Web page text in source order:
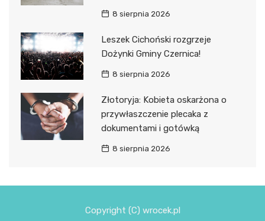
8 sierpnia 2026
Leszek Cichoński rozgrzeje
Dożynki Gminy Czernica!
8 sierpnia 2026
Złotoryja: Kobieta oskarżona o
przywłaszczenie plecaka z
dokumentami i gotówką
8 sierpnia 2026
Copyright (C) wrocek.pl